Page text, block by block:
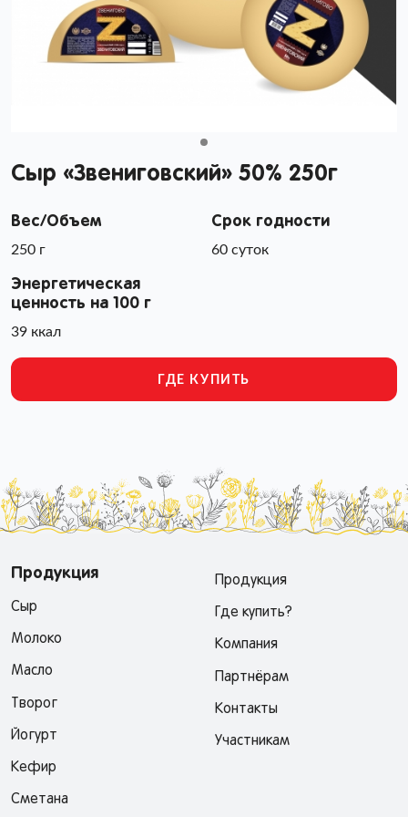
Сыр «Звениговский» 50% 250г
Вес/Объем
250 г
Срок годности
60 суток
Энергетическая
ценность на 100 г
39 ккал
ГДЕ КУПИТЬ
Продукция
Сыр
Молоко
Масло
Творог
Йогурт
Кефир
Сметана
Продукция
Где купить?
Компания
Партнёрам
Контакты
Участникам